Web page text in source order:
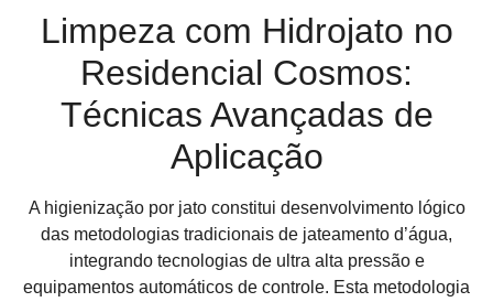
Limpeza com Hidrojato no
Residencial Cosmos:
Técnicas Avançadas de
Aplicação
A higienização por jato constitui desenvolvimento lógico
das metodologias tradicionais de jateamento d’água,
integrando tecnologias de ultra alta pressão e
equipamentos automáticos de controle. Esta metodologia